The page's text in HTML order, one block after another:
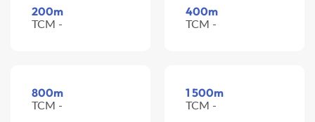
200m
TCM -
400m
TCM -
800m
TCM -
1 500m
TCM -